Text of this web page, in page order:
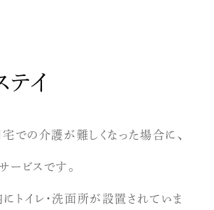
テイ
での介護が難しくなった場合に、
ービスです。
トイレ・洗面所が設置されていま